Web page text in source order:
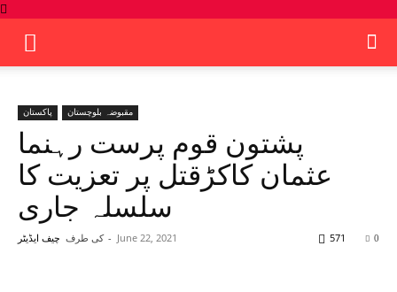
پاکستان مقبوضہ بلوچستان
پشتون قوم پرست رہنما
عثمان کاکڑقتل پر تعزیت کا
سلسلہ جاری
کی طرف چیف ایڈیٹر - June 22, 2021 0
571